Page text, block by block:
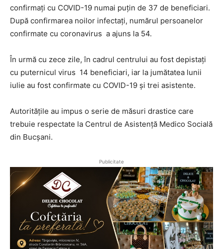
confirmați cu COVID-19 numai puțin de 37 de beneficiari.
După confirmarea noilor infectați, numărul persoanelor
confirmate cu coronavirus a ajuns la 54.
În urmă cu zece zile, în cadrul centrului au fost depistați
cu puternicul virus 14 beneficiari, iar la jumătatea lunii
iulie au fost confirmate cu COVID-19 și trei asistente.
Autoritățile au impus o serie de măsuri drastice care
trebuie respectate la Centrul de Asistență Medico Socială
din Bucșani.
Publicitate